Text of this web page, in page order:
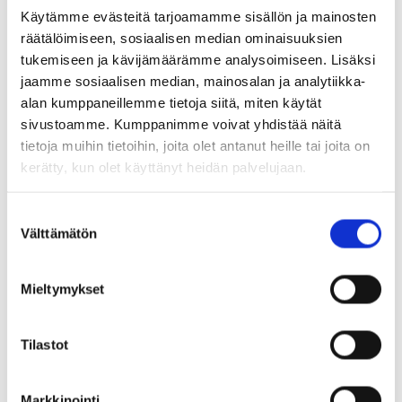
Käytämme evästeitä tarjoamamme sisällön ja mainosten
räätälöimiseen, sosiaalisen median ominaisuuksien
tukemiseen ja kävijämäärämme analysoimiseen. Lisäksi
jaamme sosiaalisen median, mainosalan ja analytiikka-
alan kumppaneillemme tietoja siitä, miten käytät
sivustoamme. Kumppanimme voivat yhdistää näitä
tietoja muihin tietoihin, joita olet antanut heille tai joita on
kerätty, kun olet käyttänyt heidän palvelujaan.
valinta
Välttämätön
Mieltymykset
Tilastot
SDGr Newsletter from January to May